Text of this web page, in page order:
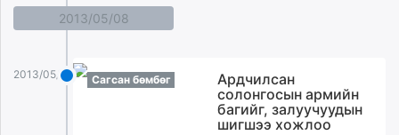
2013/05/08
2013/05/08 Сагсан бөмбөг
Ардчилсан
солонгосын армийн
багийг, залуучуудын
шигшээ хожлоо